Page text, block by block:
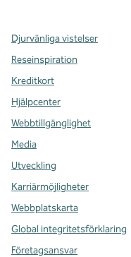
Djurvänliga vistelser
Reseinspiration
Kreditkort
Hjälpcenter
Webbtillgänglighet
Media
Utveckling
Karriärmöjligheter
Webbplatskarta
Global integritetsförklaring
Företagsansvar